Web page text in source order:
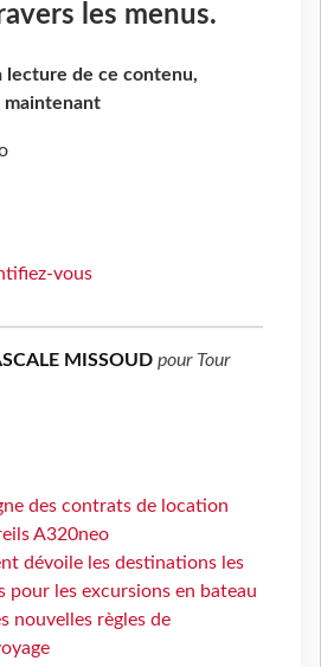
les menus.
lecture de ce contenu,
maintenant
vous
MISSOUD pour Tour
des contrats de location
A320neo
dévoile les destinations les
pour les excursions en bateau
nouvelles règles de